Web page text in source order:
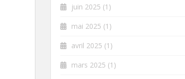
juin 2025 (1)
mai 2025 (1)
avril 2025 (1)
mars 2025 (1)